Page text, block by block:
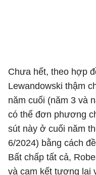
Chưa hết, theo hợp
Lewandowski thậm
năm cuối (năm 3 và
có thể đơn phương
sút này ở cuối năm
6/2024) bằng cách
Bất chấp tất cả,
và cam kết tương lai